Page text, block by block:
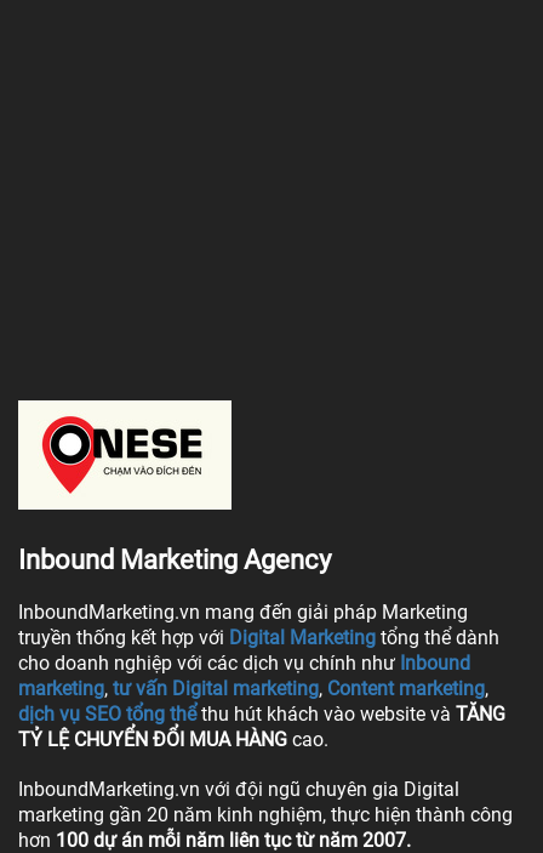
Inbound Marketing Agency
InboundMarketing.vn mang đến giải pháp Marketing
truyền thống kết hợp với Digital Marketing tổng thể dành
cho doanh nghiệp với các dịch vụ chính như Inbound
marketing, tư vấn Digital marketing, Content marketing,
dịch vụ SEO tổng thể thu hút khách vào website và TĂNG
TỶ LỆ CHUYỂN ĐỔI MUA HÀNG cao.
InboundMarketing.vn với đội ngũ chuyên gia Digital
marketing gần 20 năm kinh nghiệm, thực hiện thành công
hơn 100 dự án mỗi năm liên tục từ năm 2007.